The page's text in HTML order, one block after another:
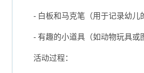
- 白板和马克笔（用于记录幼儿
- 有趣的小道具（如动物玩具或
活动过程：